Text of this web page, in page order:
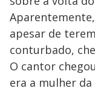
apesar de
conturbado,
O cantor
era a mulher